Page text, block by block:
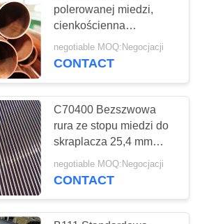
polerowanej miedzi,
cienkościenna
niklowana rura
miedziana, C12200
negotiable MOQ:Negocjacji
CONTACT
C70400 Bezszwowa
rura ze stopu miedzi do
skraplacza 25,4 mm
ASTM B111 Standard
negotiable MOQ:Negocjacji
CONTACT